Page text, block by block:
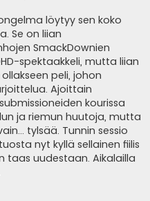
löytyy sen koko
Se on liian
SmackDownien
spektaakkeli, mutta liian
peli, johon
Ajoittain
kourissa
ja riemun huutoja, mutta
tylsää. Tunnin sessio
nyt kyllä sellainen fiilis
taas uudestaan. Aikalailla